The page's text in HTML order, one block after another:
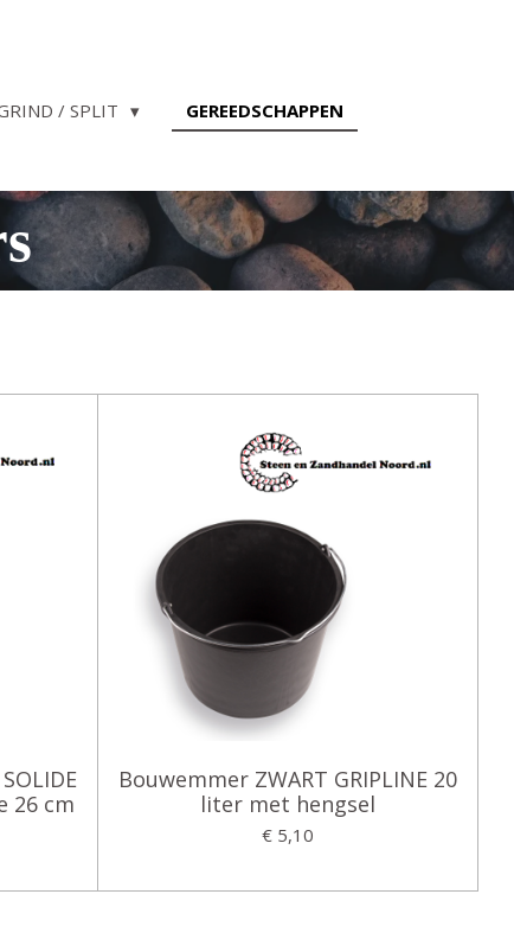
/ SPLIT
GEREEDSCHAPPEN
26 cm
Bouwemmer ZWART GRIPLINE 20
liter met hengsel
€ 5,10